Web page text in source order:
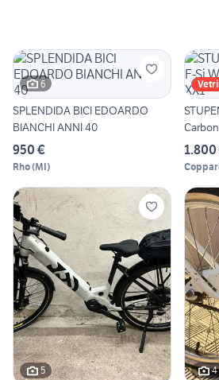
6
SPLENDIDA BICI EDOARDO
BIANCHI ANNI 40
950 €
Rho(MI)
1.800
5 4